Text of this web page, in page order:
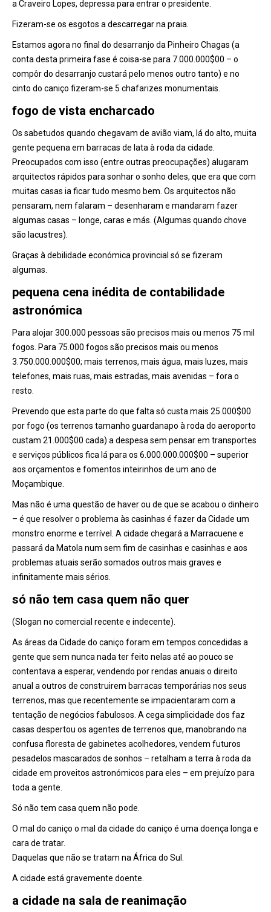
a Craveiro Lopes, depressa para entrar o presidente.
Fizeram-se os esgotos a descarregar na praia.
Estamos agora no final do desarranjo da Pinheiro Chagas (a
conta desta primeira fase é coisa-se para 7.000.000$00 – o
compôr do desarranjo custará pelo menos outro tanto) e no
cinto do caniço fizeram-se 5 chafarizes monumentais.
fogo de vista encharcado
Os sabetudos quando chegavam de avião viam, lá do alto, muita
gente pequena em barracas de lata à roda da cidade.
Preocupados com isso (entre outras preocupações) alugaram
arquitectos rápidos para sonhar o sonho deles, que era que com
muitas casas ia ficar tudo mesmo bem. Os arquitectos não
pensaram, nem falaram – desenharam e mandaram fazer
algumas casas – longe, caras e más. (Algumas quando chove
são lacustres).
Graças à debilidade económica provincial só se fizeram
algumas.
pequena cena inédita de contabilidade
astronómica
Para alojar 300.000 pessoas são precisos mais ou menos 75 mil
fogos. Para 75.000 fogos são precisos mais ou menos
3.750.000.000$00; mais terrenos, mais água, mais luzes, mais
telefones, mais ruas, mais estradas, mais avenidas – fora o
resto.
Prevendo que esta parte do que falta só custa mais 25.000$00
por fogo (os terrenos tamanho guardanapo à roda do aeroporto
custam 21.000$00 cada) a despesa sem pensar em transportes
e serviços públicos fica lá para os 6.000.000.000$00 – superior
aos orçamentos e fomentos inteirinhos de um ano de
Moçambique.
Mas não é uma questão de haver ou de que se acabou o dinheiro
– é que resolver o problema às casinhas é fazer da Cidade um
monstro enorme e terrível. A cidade chegará a Marracuene e
passará da Matola num sem fim de casinhas e casinhas e aos
problemas atuais serão somados outros mais graves e
infinitamente mais sérios.
só não tem casa quem não quer
(Slogan no comercial recente e indecente).
As áreas da Cidade do caniço foram em tempos concedidas a
gente que sem nunca nada ter feito nelas até ao pouco se
contentava a esperar, vendendo por rendas anuais o direito
anual a outros de construirem barracas temporárias nos seus
terrenos, mas que recentemente se impacientaram com a
tentação de negócios fabulosos. A cega simplicidade dos faz
casas despertou os agentes de terrenos que, manobrando na
confusa floresta de gabinetes acolhedores, vendem futuros
pesadelos mascarados de sonhos – retalham a terra à roda da
cidade em proveitos astronómicos para eles – em prejuízo para
toda a gente.
Só não tem casa quem não pode.
O mal do caniço o mal da cidade do caniço é uma doença longa e
cara de tratar.
Daquelas que não se tratam na África do Sul.
A cidade está gravemente doente.
a cidade na sala de reanimação